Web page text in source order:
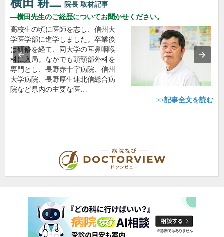
横田 耕二 院長 取材記事
横田先生のご経歴についてお聞かせください。
高校生の頃に医師を志し、信州大
学医学部に進学しました。卒業後
は研修を経て、同大学の耳鼻咽喉
科に入局。なかでも頭頸部外科を
専門とし、長野赤十字病院、信州
大学病院、長野厚生連北信総合病
院など県内の主要な医…
>>記事全文を読む